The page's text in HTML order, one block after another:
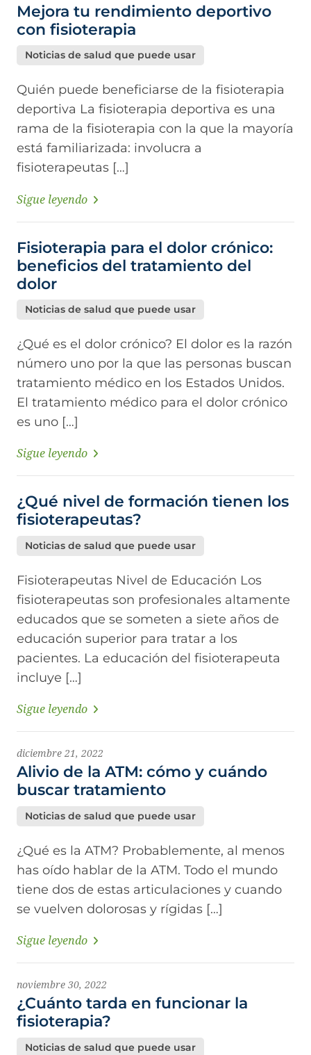
Mejora tu rendimiento deportivo
con fisioterapia
Noticias de salud que puede usar
Quién puede beneficiarse de la fisioterapia
deportiva La fisioterapia deportiva es una
rama de la fisioterapia con la que la mayoría
está familiarizada: involucra a
fisioterapeutas […]
Sigue leyendo
Fisioterapia para el dolor crónico:
beneficios del tratamiento del
dolor
Noticias de salud que puede usar
¿Qué es el dolor crónico? El dolor es la razón
número uno por la que las personas buscan
tratamiento médico en los Estados Unidos.
El tratamiento médico para el dolor crónico
es uno […]
Sigue leyendo
¿Qué nivel de formación tienen los
fisioterapeutas?
Noticias de salud que puede usar
Fisioterapeutas Nivel de Educación Los
fisioterapeutas son profesionales altamente
educados que se someten a siete años de
educación superior para tratar a los
pacientes. La educación del fisioterapeuta
incluye […]
Sigue leyendo
diciembre 21, 2022
Alivio de la ATM: cómo y cuándo
buscar tratamiento
Noticias de salud que puede usar
¿Qué es la ATM? Probablemente, al menos
has oído hablar de la ATM. Todo el mundo
tiene dos de estas articulaciones y cuando
se vuelven dolorosas y rígidas […]
Sigue leyendo
noviembre 30, 2022
¿Cuánto tarda en funcionar la
fisioterapia?
Noticias de salud que puede usar